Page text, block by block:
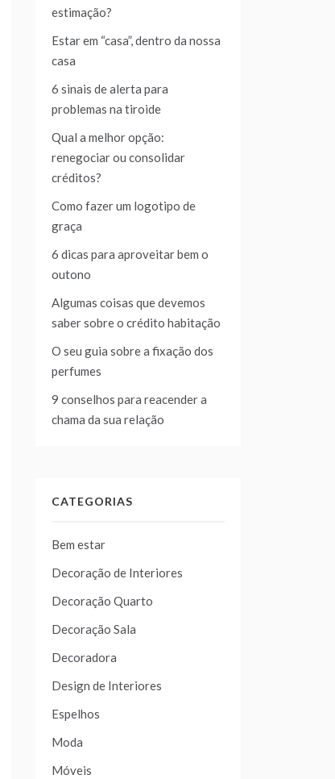
estimação?
Estar em “casa”, dentro da nossa
casa
6 sinais de alerta para
problemas na tiroide
Qual a melhor opção:
renegociar ou consolidar
créditos?
Como fazer um logotipo de
graça
6 dicas para aproveitar bem o
outono
Algumas coisas que devemos
saber sobre o crédito habitação
O seu guia sobre a fixação dos
perfumes
9 conselhos para reacender a
chama da sua relação
CATEGORIAS
Bem estar
Decoração de Interiores
Decoração Quarto
Decoração Sala
Decoradora
Design de Interiores
Espelhos
Moda
Móveis